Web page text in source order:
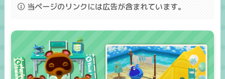
当ページのリンクには広告が含まれています。